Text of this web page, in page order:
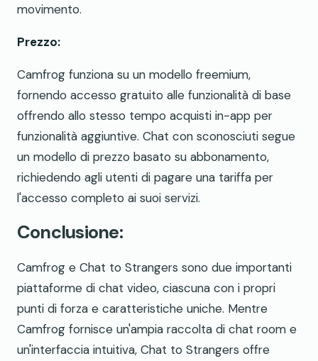
movimento.
Prezzo:
Camfrog funziona su un modello freemium,
fornendo accesso gratuito alle funzionalità di base
offrendo allo stesso tempo acquisti in-app per
funzionalità aggiuntive. Chat con sconosciuti segue
un modello di prezzo basato su abbonamento,
richiedendo agli utenti di pagare una tariffa per
l'accesso completo ai suoi servizi.
Conclusione:
Camfrog e Chat to Strangers sono due importanti
piattaforme di chat video, ciascuna con i propri
punti di forza e caratteristiche uniche. Mentre
Camfrog fornisce un'ampia raccolta di chat room e
un'interfaccia intuitiva, Chat to Strangers offre